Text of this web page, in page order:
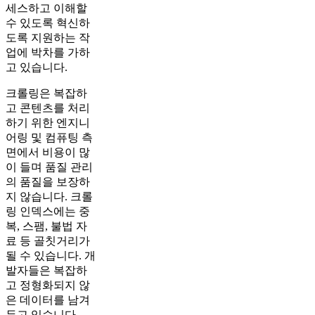
세스하고 이해할
수 있도록 혁신하
도록 지원하는 작
업에 박차를 가하
고 있습니다.
크롤링은 복잡하
고 콘텐츠를 처리
하기 위한 엔지니
어링 및 컴퓨팅 측
면에서 비용이 많
이 들며 품질 관리
의 품질을 보장하
지 않습니다. 크롤
링 인덱스에는 중
복, 스팸, 불법 자
료 등 골칫거리가
될 수 있습니다. 개
발자들은 복잡하
고 정형화되지 않
은 데이터를 남겨